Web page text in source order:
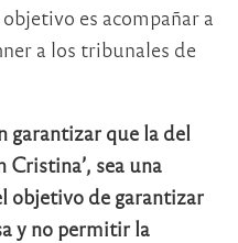
es acompañar a
a los tribunales de
garantizar que la del
Cristina’, sea una
objetivo de garantizar
y no permitir la